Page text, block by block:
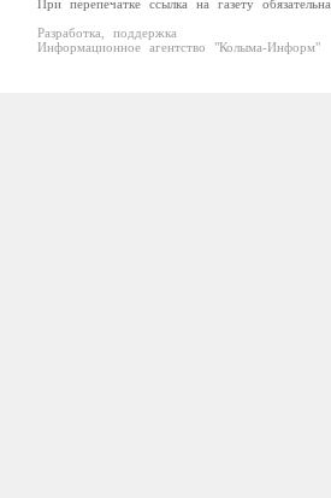
При перепечатке ссылка на газету обязательна.
Разработка, поддержка
Информационное агентство "Колыма-Информ"